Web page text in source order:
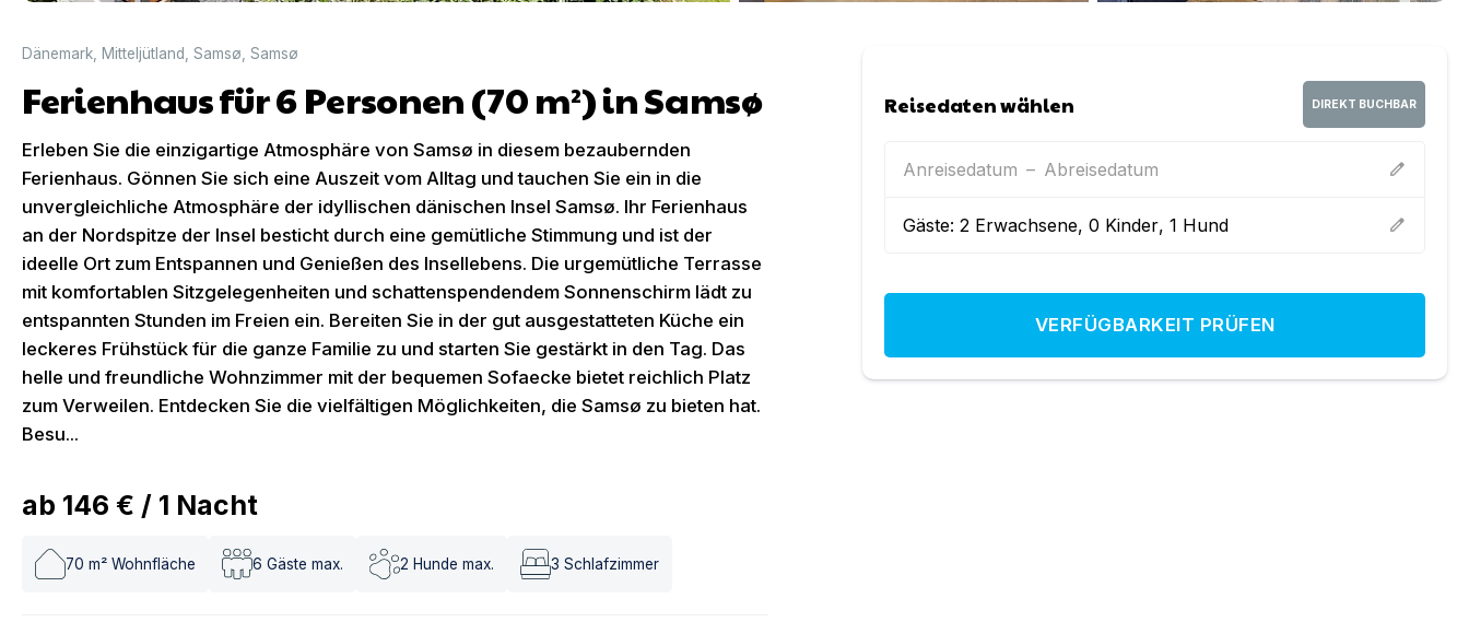
Dänemark Mitteljütland Samsø Samsø
Ferienhaus für 6 Personen (70 m²) in Samsø
Erleben Sie die einzigartige Atmosphäre von Samsø in diesem bezaubernden
Ferienhaus. Gönnen Sie sich eine Auszeit vom Alltag und tauchen Sie ein in die
unvergleichliche Atmosphäre der idyllischen dänischen Insel Samsø. Ihr Ferienhaus
an der Nordspitze der Insel besticht durch eine gemütliche Stimmung und ist der
ideelle Ort zum Entspannen und Genießen des Insellebens. Die urgemütliche Terrasse
mit komfortablen Sitzgelegenheiten und schattenspendendem Sonnenschirm lädt zu
entspannten Stunden im Freien ein. Bereiten Sie in der gut ausgestatteten Küche ein
leckeres Frühstück für die ganze Familie zu und starten Sie gestärkt in den Tag. Das
helle und freundliche Wohnzimmer mit der bequemen Sofaecke bietet reichlich Platz
zum Verweilen. Entdecken Sie die vielfältigen Möglichkeiten, die Samsø zu bieten hat.
Besu...
ab 146 € / 1 Nacht
70 m² Wohnfläche 6 Gäste max. 2 Hunde max. 3 Schlafzimmer
Reisedaten wählen DIREKT BUCHBAR
Anreisedatum – Abreisedatum edit
Gäste:2 Erwachsene,0 Kinder,1 Hund edit
VERFÜGBARKEIT PRÜFEN